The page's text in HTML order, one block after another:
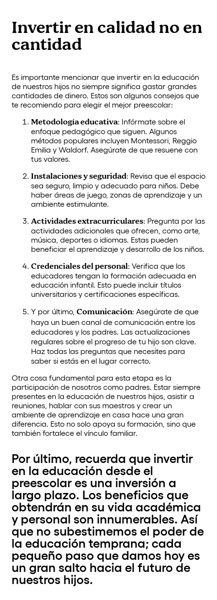
Invertir en calidad no en
cantidad
Es importante mencionar que invertir en la educación
de nuestros hijos no siempre significa gastar grandes
cantidades de dinero. Estos son algunos consejos que
te recomiendo para elegir el mejor preescolar:
Metodología educativa: Infórmate sobre el
enfoque pedagógico que siguen. Algunos
métodos populares incluyen Montessori, Reggio
Emilia y Waldorf. Asegúrate de que resuene con
tus valores.
Instalaciones y seguridad: Revisa que el espacio
sea seguro, limpio y adecuado para niños. Debe
haber áreas de juego, zonas de aprendizaje y un
ambiente estimulante.
Actividades extracurriculares: Pregunta por las
actividades adicionales que ofrecen, como arte,
música, deportes o idiomas. Estas pueden
beneficiar el aprendizaje y desarrollo de los niños.
Credenciales del personal: Verifica que los
educadores tengan la formación adecuada en
educación infantil. Esto puede incluir títulos
universitarios y certificaciones específicas.
Y por último, Comunicación: Asegúrate de que
haya un buen canal de comunicación entre los
educadores y los padres. Las actualizaciones
regulares sobre el progreso de tu hijo son clave.
Haz todas las preguntas que necesites para
saber si estás en el lugar correcto.
Otra cosa fundamental para esta etapa es la
participación de nosotros como padres. Estar siempre
presentes en la educación de nuestros hijos, asistir a
reuniones, hablar con sus maestros y crear un
ambiente de aprendizaje en casa hace una gran
diferencia. Esto no solo apoya su formación, sino que
también fortalece el vínculo familiar.
Por último, recuerda que invertir
en la educación desde el
preescolar es una inversión a
largo plazo. Los beneficios que
obtendrán en su vida académica
y personal son innumerables. Así
que no subestimemos el poder de
la educación temprana; cada
pequeño paso que damos hoy es
un gran salto hacia el futuro de
nuestros hijos.